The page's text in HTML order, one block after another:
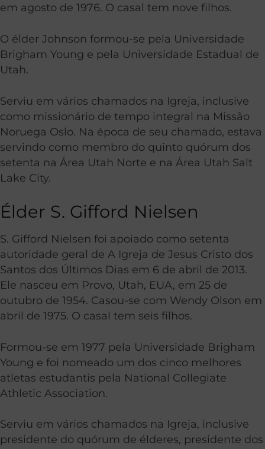
em agosto de 1976. O casal tem nove filhos.
O élder Johnson formou-se pela Universidade
Brigham Young e pela Universidade Estadual de
Utah.
Serviu em vários chamados na Igreja, inclusive
como missionário de tempo integral na Missão
Noruega Oslo. Na época de seu chamado, estava
servindo como membro do quinto quórum dos
setenta na Área Utah Norte e na Área Utah Salt
Lake City.
Élder S. Gifford Nielsen
S. Gifford Nielsen foi apoiado como setenta
autoridade geral de A Igreja de Jesus Cristo dos
Santos dos Últimos Dias em 6 de abril de 2013.
Ele nasceu em Provo, Utah, EUA, em 25 de
outubro de 1954. Casou-se com Wendy Olson em
abril de 1975. O casal tem seis filhos.
Formou-se em 1977 pela Universidade Brigham
Young e foi nomeado um dos cinco melhores
atletas estudantis pela National Collegiate
Athletic Association.
Serviu em vários chamados na Igreja, inclusive
presidente do quórum de élderes, presidente dos